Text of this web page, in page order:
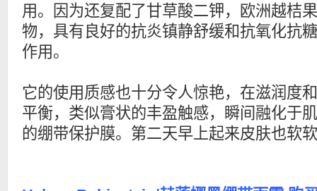
用。因为还复配了甘草酸二钾，欧洲越桔
物，具有良好的抗炎镇静舒缓和抗氧化抗
作用。
它的使用质感也十分令人惊艳，在滋润度
平衡，类似膏状的丰盈触感，瞬间融化于
的绷带保护膜。第二天早上起来皮肤也软